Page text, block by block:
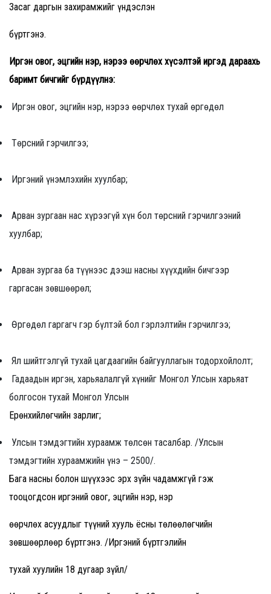
Засаг даргын захирамжийг үндэслэн
бүртгэнэ.
Иргэн овог, эцгийн нэр, нэрээ өөрчлөх хүсэлтэй иргэд дараахь
баримт бичгийг бүрдүүлнэ:
Иргэн овог, эцгийн нэр, нэрээ өөрчлөх тухай өргөдөл
Төрсний гэрчилгээ;
Иргэний үнэмлэхийн хуулбар;
Арван зургаан нас хүрээгүй хүн бол төрсний гэрчилгээний
хуулбар;
Арван зургаа ба түүнээс дээш насны хүүхдийн бичгээр
гаргасан зөвшөөрөл;
Өргөдөл гаргагч гэр бүлтэй бол гэрлэлтийн гэрчилгээ;
Ял шийтгэлгүй тухай цагдаагийн байгууллагын тодорхойлолт;
Гадаадын иргэн, харьяалалгүй хүнийг Монгол Улсын харьяат
болгосон тухай Монгол Улсын
Ерөнхийлөгчийн зарлиг;
Улсын тэмдэгтийн хураамж төлсөн тасалбар. /Улсын
тэмдэгтийн хураамжийн үнэ – 2500/.
Бага насны болон шүүхээс эрх зүйн чадамжгүй гэж
тооцогдсон иргэний овог, эцгийн нэр, нэр
өөрчлөх асуудлыг түүний хууль ёсны төлөөлөгчийн
зөвшөөрлөөр бүртгэнэ. /Иргэний бүртгэлийн
тухай хуулийн 18 дугаар зүйл/